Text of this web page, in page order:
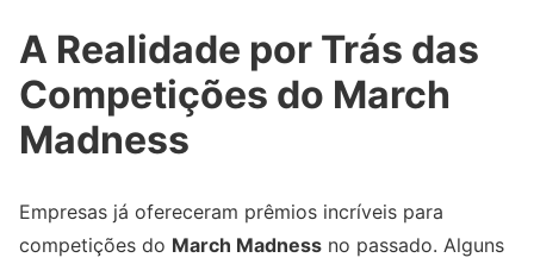
A Realidade por Trás das
Competições do March
Madness
Empresas já ofereceram prêmios incríveis para
competições do March Madness no passado. Alguns